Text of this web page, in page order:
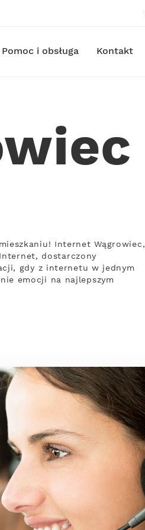
Pomoc i obsługa Kontakt
Internet Wągrowiec,
dostarczony
gdy z internetu w jednym
emocji na najlepszym